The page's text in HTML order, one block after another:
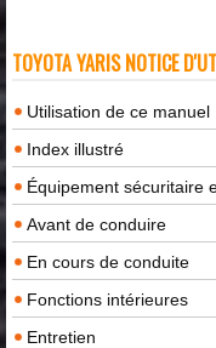
TOYOTA YARIS NOTICE
Utilisation de ce manuel
Index illustré
Équipement sécuritaire
Avant de conduire
En cours de conduite
Fonctions intérieures
Entretien